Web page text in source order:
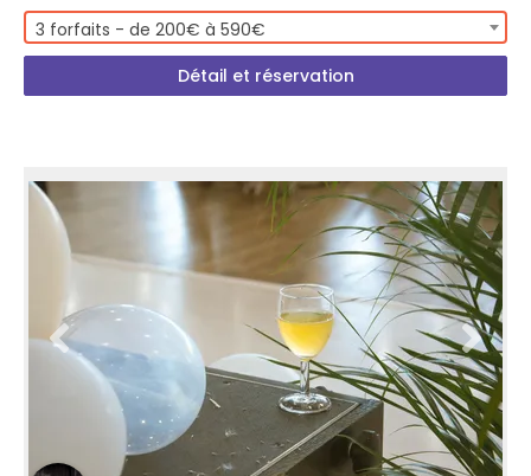
3 forfaits - de 200€ à 590€
Détail et réservation